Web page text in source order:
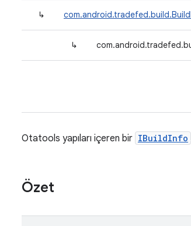
↳
↳
Otatools yapıları içeren bir IBuildInfo
Özet